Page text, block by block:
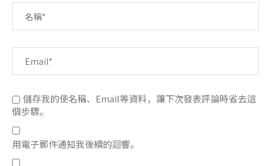
儲存我的使名稱、Email等資料，讓下次發表評論時省去這
個步驟。
用電子郵件通知我後續的迴響。